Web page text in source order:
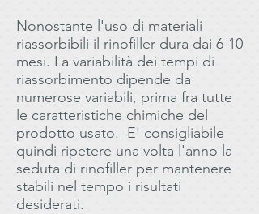
Nonostante l'uso di materiali
riassorbibili il rinofiller dura dai 6-10
mesi. La variabilità dei tempi di
riassorbimento dipende da
numerose variabili, prima fra tutte
le caratteristiche chimiche del
prodotto usato. E' consigliabile
quindi ripetere una volta l'anno la
seduta di rinofiller per mantenere
stabili nel tempo i risultati
desiderati.